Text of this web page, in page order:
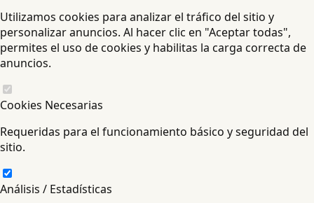
Utilizamos cookies para analizar el tráfico del sitio y
personalizar anuncios. Al hacer clic en "Aceptar todas",
permites el uso de cookies y habilitas la carga correcta de
anuncios.
Cookies Necesarias
Requeridas para el funcionamiento básico y seguridad del
sitio.
Análisis / Estadísticas